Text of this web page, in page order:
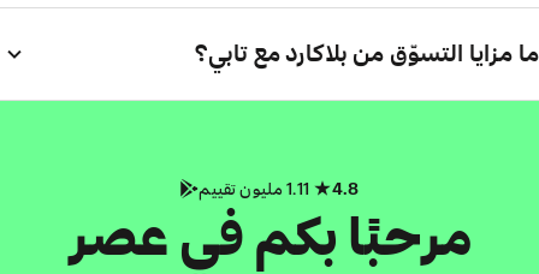
ما مزايا التسوّق من بلاكارد مع تابي؟
4.8
مرحبًا بكم في عصر